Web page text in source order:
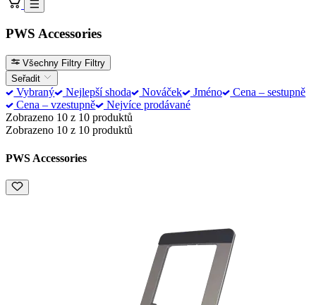
PWS Accessories
Všechny Filtry Filtry
Seřadit
Vybraný Nejlepší shoda Nováček Jméno
Cena – sestupně
Cena – vzestupně
Nejvíce prodávané
Zobrazeno 10 z 10 produktů
Zobrazeno 10 z 10 produktů
PWS Accessories